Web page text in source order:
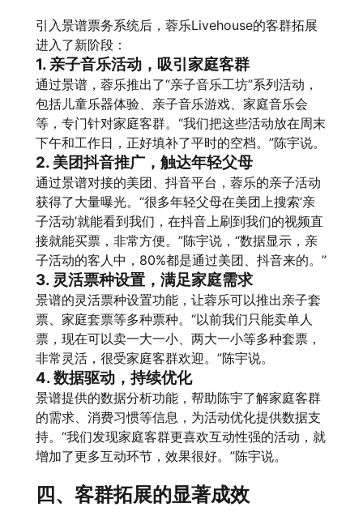
引入景谱票务系统后，蓉乐Livehouse的客群拓展
进入了新阶段：
1. 亲子音乐活动，吸引家庭客群
通过景谱，蓉乐推出了“亲子音乐工坊”系列活动，
包括儿童乐器体验、亲子音乐游戏、家庭音乐会
等，专门针对家庭客群。“我们把这些活动放在周末
下午和工作日，正好填补了平时的空档。”陈宇说。
2. 美团抖音推广，触达年轻父母
通过景谱对接的美团、抖音平台，蓉乐的亲子活动
获得了大量曝光。“很多年轻父母在美团上搜索’亲
子活动’就能看到我们，在抖音上刷到我们的视频直
接就能买票，非常方便。”陈宇说，“数据显示，亲
子活动的客人中，80%都是通过美团、抖音来的。”
3. 灵活票种设置，满足家庭需求
景谱的灵活票种设置功能，让蓉乐可以推出亲子套
票、家庭套票等多种票种。“以前我们只能卖单人
票，现在可以卖一大一小、两大一小等多种套票，
非常灵活，很受家庭客群欢迎。”陈宇说。
4. 数据驱动，持续优化
景谱提供的数据分析功能，帮助陈宇了解家庭客群
的需求、消费习惯等信息，为活动优化提供数据支
持。“我们发现家庭客群更喜欢互动性强的活动，就
增加了更多互动环节，效果很好。”陈宇说。
四、客群拓展的显著成效